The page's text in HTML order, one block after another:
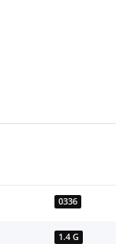
0336
1.4 G